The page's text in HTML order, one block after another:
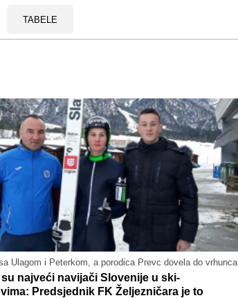
TABELE
Ulagom i Peterkom, a porodica Prevc dovela do vrhunca
su najveći navijači Slovenije u ski-
Predsjednik FK Željezničara je to